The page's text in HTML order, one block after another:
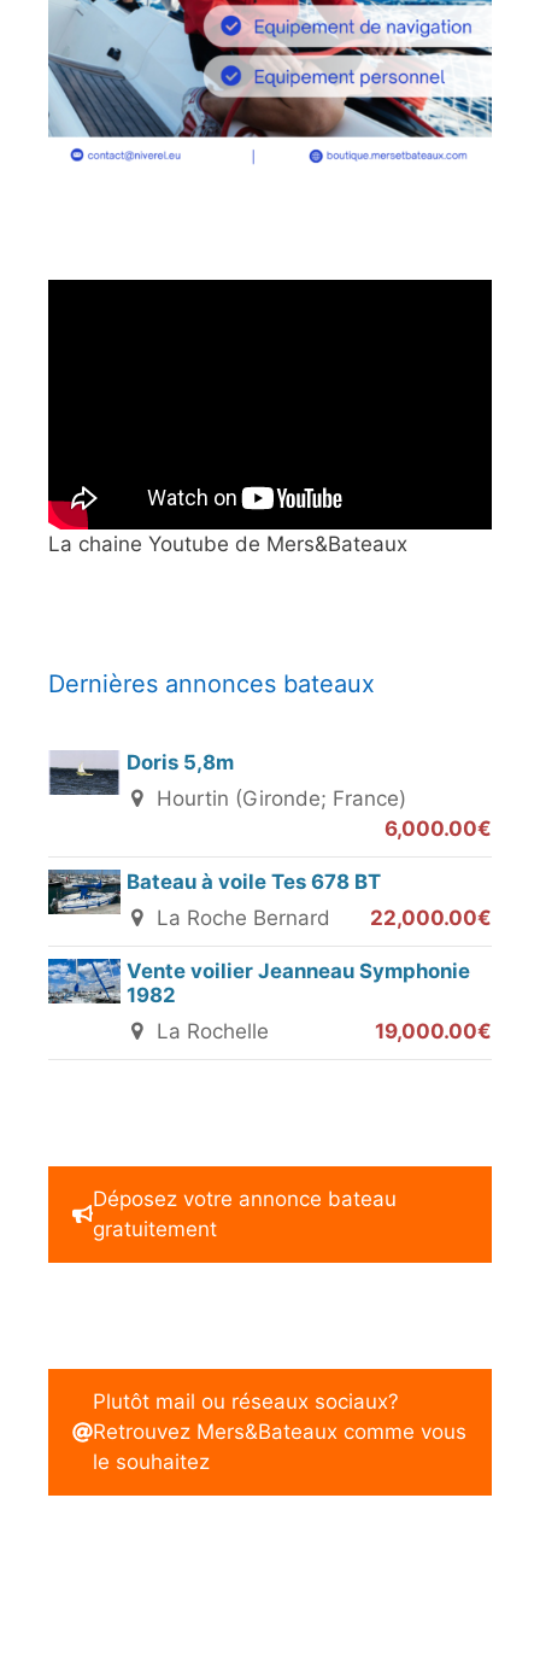
La chaine Youtube de Mers&Bateaux
Dernières annonces bateaux
Doris 5,8m
Hourtin (Gironde; France)
6,000.00€
Bateau à voile Tes 678 BT
La Roche Bernard
22,000.00€
Vente voilier Jeanneau Symphonie
1982
La Rochelle
19,000.00€
Déposez votre annonce bateau
gratuitement
Plutôt mail ou réseaux sociaux?
Retrouvez Mers&Bateaux comme vous
le souhaitez